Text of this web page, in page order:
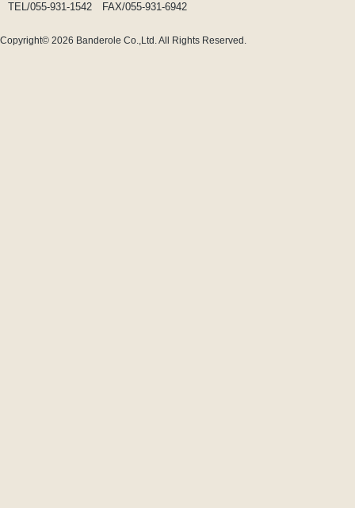
TEL/055-931-1542 FAX/055-931-6942
Copyright© 2026 Banderole Co.,Ltd.All Rights Reserved.